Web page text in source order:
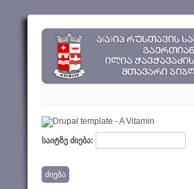
საიტზე ძიება: